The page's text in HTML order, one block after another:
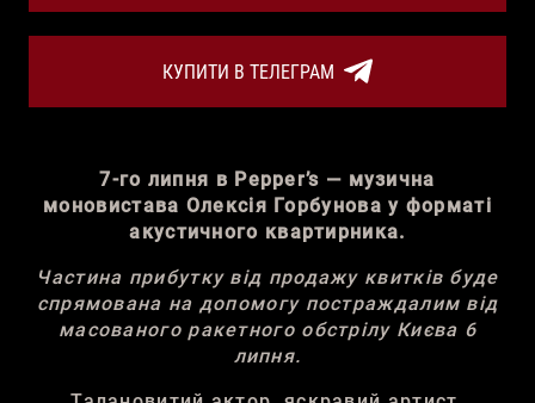
КУПИТИ В ТЕЛЕГРАМ
7-го липня в Pepper’s — музична
моновистава Олексія Горбунова у форматі
акустичного квартирника.
Частина прибутку від продажу квитків буде
спрямована на допомогу постраждалим від
масованого ракетного обстрілу Києва 6
липня.